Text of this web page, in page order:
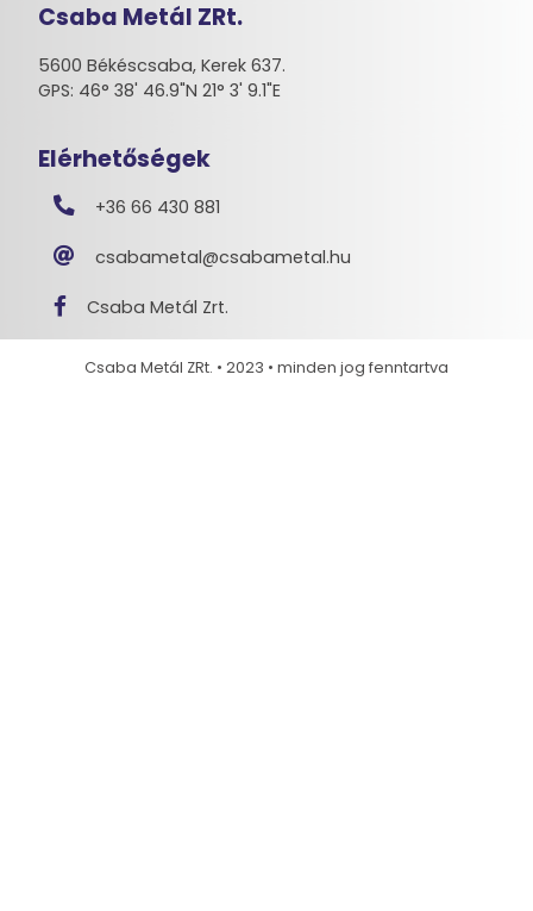
Csaba Metál ZRt.
5600 Békéscsaba, Kerek 637.
GPS: 46° 38' 46.9"N 21° 3' 9.1"E
Elérhetőségek
+36 66 430 881
csabametal@csabametal.hu
Csaba Metál Zrt.
Csaba Metál ZRt. • 2023 • minden jog fenntartva